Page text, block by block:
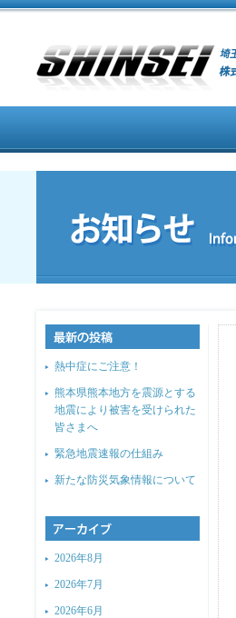
熱中症にご注意！
熊本県熊本地方を震源とする
地震により被害を受けられた
皆さまへ
緊急地震速報の仕組み
新たな防災気象情報について
2026年8月
2026年7月
2026年6月